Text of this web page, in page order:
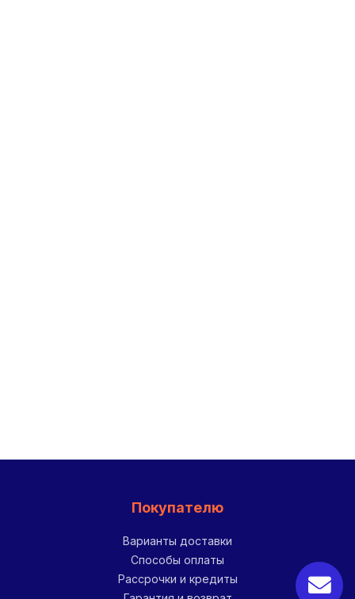
Покупателю
Варианты доставки
Способы оплаты
Рассрочки и кредиты